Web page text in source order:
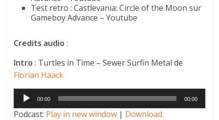
Test retro : Castlevania: Circle of the Moon sur
Gameboy Advance – Youtube
Credits audio :
Intro : Turtles in Time – Sewer Surfin Metal de
Florian Haack
Lecteur
audio
00:00 00:00
Podcast: Play in new window | Download